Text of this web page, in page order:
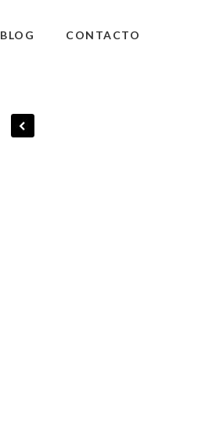
BLOG CONTACTO